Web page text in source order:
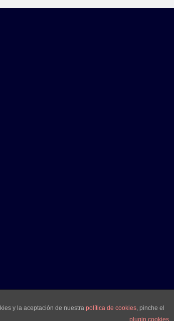
y la aceptación de nuestra política de cookies, pinche el
plugin cookies